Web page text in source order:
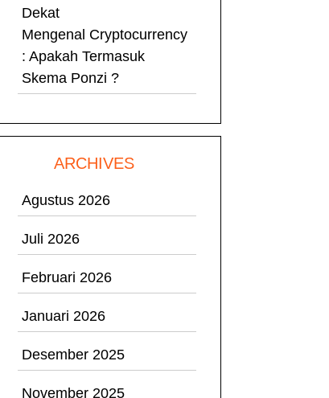
Dekat
Mengenal Cryptocurrency
: Apakah Termasuk
Skema Ponzi ?
ARCHIVES
Agustus 2026
Juli 2026
Februari 2026
Januari 2026
Desember 2025
November 2025